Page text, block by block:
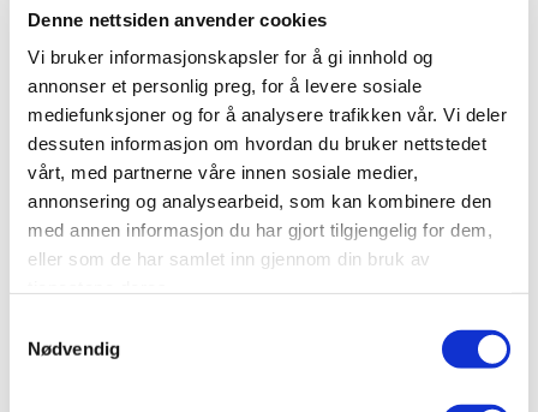
Denne nettsiden anvender cookies
Vi bruker informasjonskapsler for å gi innhold og
annonser et personlig preg, for å levere sosiale
mediefunksjoner og for å analysere trafikken vår. Vi deler
dessuten informasjon om hvordan du bruker nettstedet
vårt, med partnerne våre innen sosiale medier,
annonsering og analysearbeid, som kan kombinere den
med annen informasjon du har gjort tilgjengelig for dem,
eller som de har samlet inn gjennom din bruk av
Nødvendig
Fungere som bindeledd mellom
myndigheter og arbeidslivets parter.
Sikre teknisk og faglig forankring av
ordningens krav.
Bidra konstruktivt til omforente
løsninger i tidlige saksprosesser.